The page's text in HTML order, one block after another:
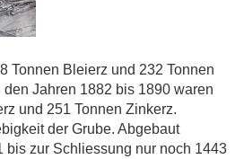
Tonnen Bleierz und 232 Tonnen
Jahren 1882 bis 1890 waren
und 251 Tonnen Zinkerz.
der Grube. Abgebaut
bis zur Schliessung nur noch 1443